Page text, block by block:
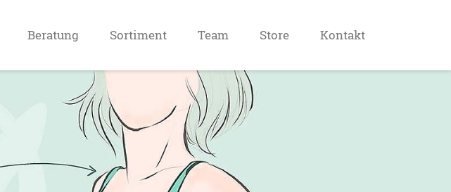
Intro
Beratung Sortiment Team Store Kontakt